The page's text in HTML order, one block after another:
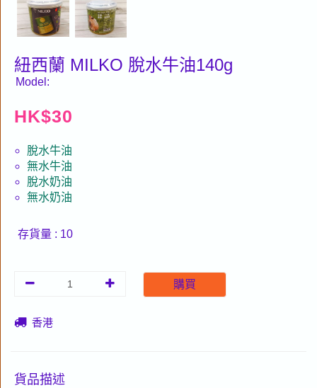
紐西蘭 MILKO 脫水牛油140g
Model:
HK$30
脫水牛油
無水牛油
脫水奶油
無水奶油
存貨量 : 10
購買
香港
貨品描述